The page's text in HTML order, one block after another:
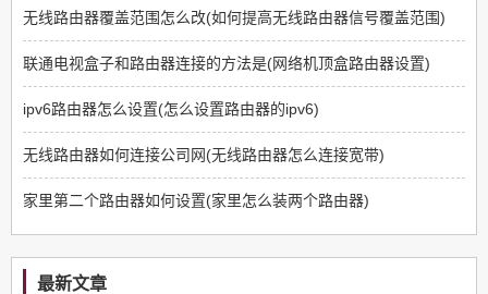
无线路由器覆盖范围怎么改(如何提高无线路由器信号覆盖范围)
联通电视盒子和路由器连接的方法是(网络机顶盒路由器设置)
ipv6路由器怎么设置(怎么设置路由器的ipv6)
无线路由器如何连接公司网(无线路由器怎么连接宽带)
家里第二个路由器如何设置(家里怎么装两个路由器)
最新文章